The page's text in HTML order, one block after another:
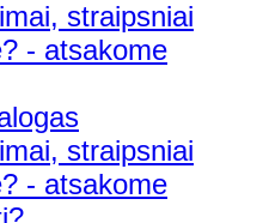
straipsniai
- atsakome
straipsniai
- atsakome